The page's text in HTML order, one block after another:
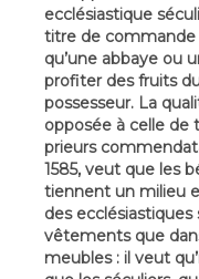
ecclésiastique
titre de commande
qu’une abbaye ou
profiter des fruits
possesseur. La
opposée à celle de
prieurs
1585, veut que les
tiennent un milieu
des ecclésiastiques
vêtements que
meubles : il veut